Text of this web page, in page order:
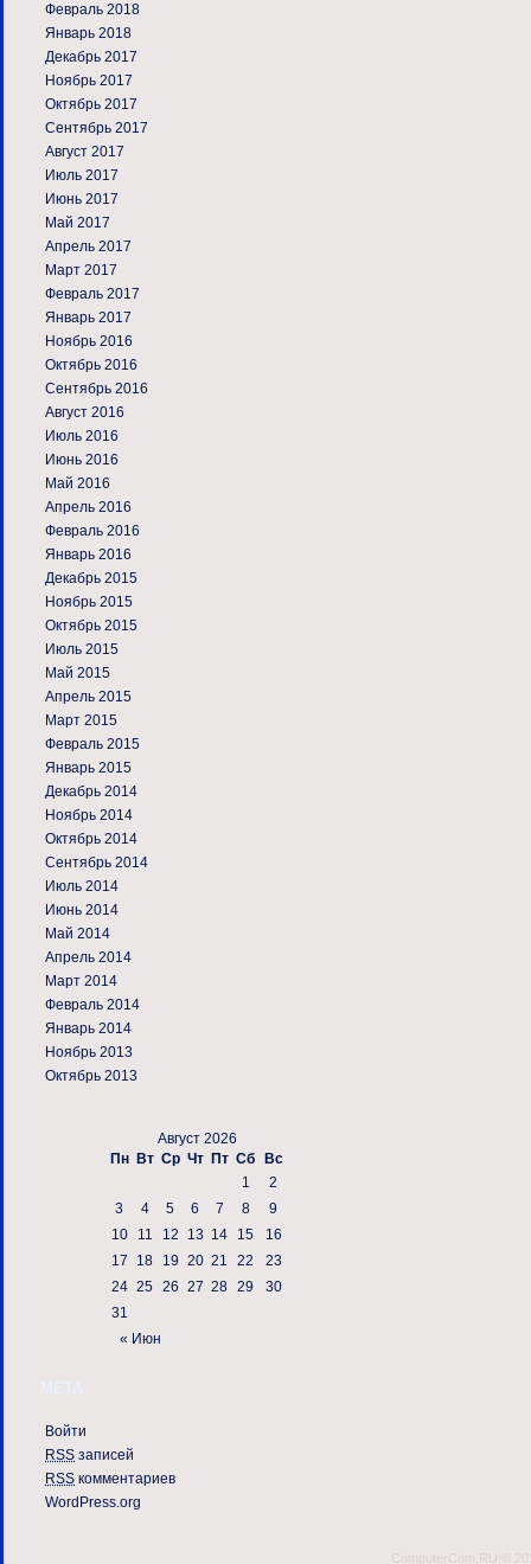
Февраль 2018
Январь 2018
Декабрь 2017
Ноябрь 2017
Октябрь 2017
Сентябрь 2017
Август 2017
Июль 2017
Июнь 2017
Май 2017
Апрель 2017
Март 2017
Февраль 2017
Январь 2017
Ноябрь 2016
Октябрь 2016
Сентябрь 2016
Август 2016
Июль 2016
Июнь 2016
Май 2016
Апрель 2016
Февраль 2016
Январь 2016
Декабрь 2015
Ноябрь 2015
Октябрь 2015
Июль 2015
Май 2015
Апрель 2015
Март 2015
Февраль 2015
Январь 2015
Декабрь 2014
Ноябрь 2014
Октябрь 2014
Сентябрь 2014
Июль 2014
Июнь 2014
Май 2014
Апрель 2014
Март 2014
Февраль 2014
Январь 2014
Ноябрь 2013
Октябрь 2013
Август 2026
Пн
Вт Ср Чт Пт Сб Вс
« Июн
1
2
3
4 5 6 7 8
9
10
11 12 13 14 15
16
17
18 19 20 21 22
23
24 25 26 27 28 29
30
31
МЕТА
Войти
RSS записей
RSS комментариев
WordPress.org